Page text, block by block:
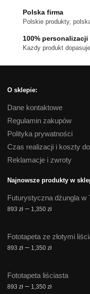
Polska firma
Polskie produkty,
100% personalizacji
Kazdy produkt
O sklepie:
Dane kontaktowe
Regulamin zakupów
Polityka prywatności
Czas realizacji i koszty
Reklamacje i zwroty
Najnowsze produkty w
Futurystyczna dżungla w
893 zł – 1,350 złZakres
893 zł
do
Fototapeta ze złotymi
893 zł – 1,350 złZakres
893 zł
do
Fototapeta liściasta
893 zł – 1,350 złZakres